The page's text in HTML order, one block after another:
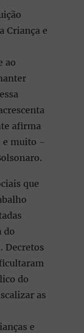
Criança e
ao
afirma
e muito -
que
do
Decretos
do
as
e